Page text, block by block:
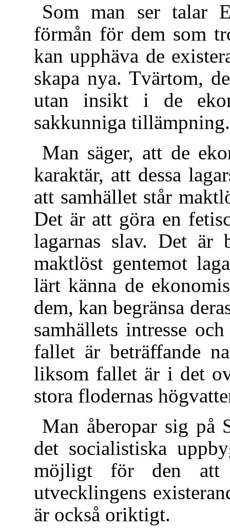
Som man ser talar
förmån för dem som
kan upphäva de
skapa nya. Tvärtom,
utan insikt i de
sakkunniga tillämpning.
Man säger, att de
karaktär, att dessa
att samhället står
Det är att göra en
lagarnas slav. Det är
maktlöst gentemot
lärt känna de
dem, kan begränsa
samhällets intresse
fallet är beträffande
liksom fallet är i det
stora flodernas
Man åberopar sig på
det socialistiska
möjligt för den att
utvecklingens
är också oriktigt.